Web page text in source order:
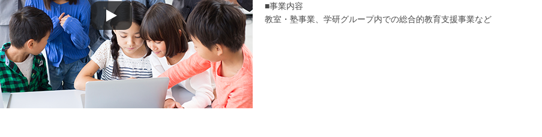
■事業内容
教室・塾事業、学研グループ内での総合的教育支援事業など